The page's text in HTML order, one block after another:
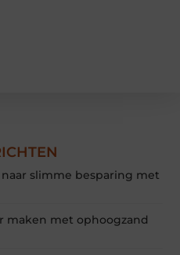
slimme besparing met
maken met ophoogzand